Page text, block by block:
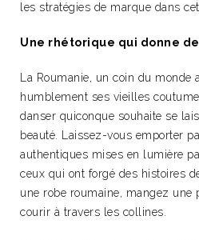
les stratégies de marque dans
Une rhétorique qui donne de
La Roumanie, un coin du
humblement ses vieilles
danser quiconque souhaite se
beauté. Laissez-vous emporter
authentiques mises en lumière
ceux qui ont forgé des histoires
une robe roumaine, mangez une
courir à travers les collines.